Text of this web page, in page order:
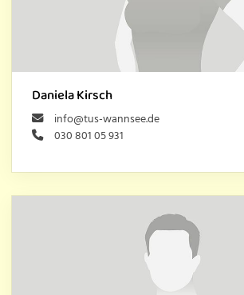
Daniela Kirsch
info@tus-wannsee.de
030 801 05 931